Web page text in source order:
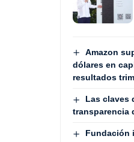
Amazon
dólares en
resultados
Las claves
transparencia
Fundación